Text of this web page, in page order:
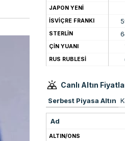
JAPON YENİ
İSVİÇRE FRANKI
STERLİN
ÇİN YUANI
RUS RUBLESİ
Canlı Altın
Serbest Piyasa Altın
Ad
ALTIN/ONS